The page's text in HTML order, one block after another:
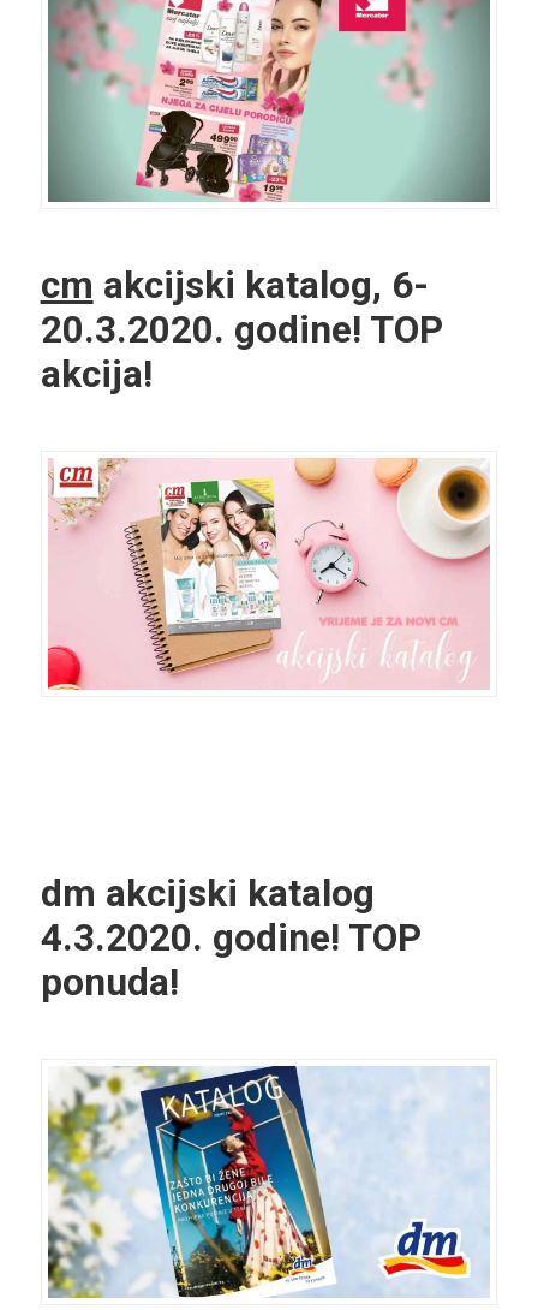
cm akcijski katalog, 6-
20.3.2020. godine! TOP
akcija!
dm akcijski katalog
4.3.2020. godine! TOP
ponuda!